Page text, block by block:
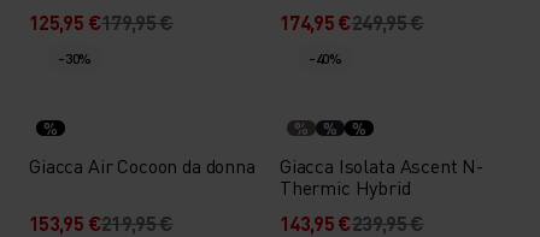
125,95 €179,95 €
174,95 €249,95 €
-30%
%
Giacca Air Cocoon da donna
153,95 €219,95 €
-40%
% % %
Giacca Isolata Ascent N-
Thermic Hybrid
143,95 €239,95 €